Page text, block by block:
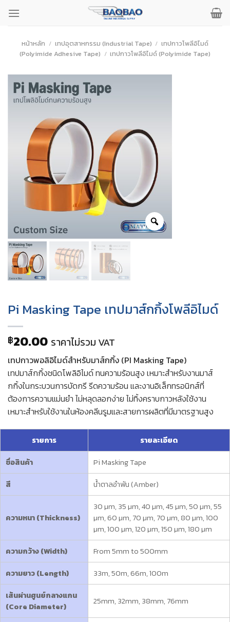
หน้าหลัก / เทปอุตสาหกรรม (Industrial Tape) / เทปกาวโพลีอิไมด์
(Polyimide Adhesive Tape) / เทปกาวโพลีอิไมด์ (Polyimide Tape)
Pi Masking Tape เทปมาส์กกิ้งโพลีอิไมด์
฿20.00 ราคาไม่รวม VAT
เทปกาวพอลิอิไมด์สำหรับมาส์กกิ้ง (PI Masking Tape)
เทปมาส์กกิ้งชนิดโพลิอิไมด์ ทนความร้อนสูง เหมาะสำหรับงานมาส์
กกิ้งในกระบวนการบัดกรี รีดความร้อน และงานอิเล็กทรอนิกส์ที่
ต้องการความแม่นยำ ไม่หลุดลอกง่าย ไม่ทิ้งคราบกาวหลังใช้งาน
เหมาะสำหรับใช้งานในห้องคลีนรูมและสายการผลิตที่มีมาตรฐานสูง
รายการ
รายละเอียด
ชื่อสินค้า
Pi Masking Tape
สี
น้ำตาลอำพัน (Amber)
ความหนา (Thickness)
30 µm, 35 µm, 40 µm, 45 µm, 50 µm, 55
µm, 60 µm, 70 µm, 70 µm, 80 µm, 100
µm, 100 µm, 120 µm, 150 µm, 180 µm
ความกว้าง (Width)
From 5mm to 500mm
ความยาว (Length)
33m, 50m, 66m, 100m
เส้นผ่านศูนย์กลางแกน
(Core Diameter)
25mm, 32mm, 38mm, 76mm